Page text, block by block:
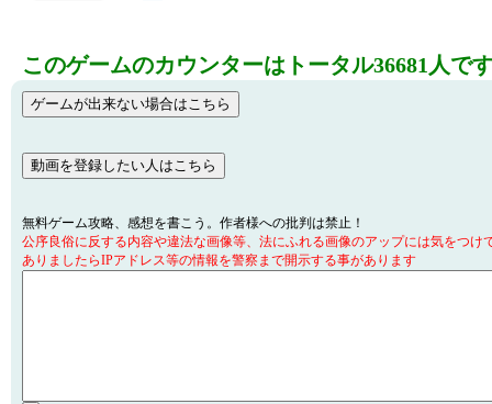
このゲームのカウンターはトータル36681人で
無料ゲーム攻略、感想を書こう。作者様への批判は禁止！
公序良俗に反する内容や違法な画像等、法にふれる画像のアップには気をつけ
ありましたらIPアドレス等の情報を警察まで開示する事があります